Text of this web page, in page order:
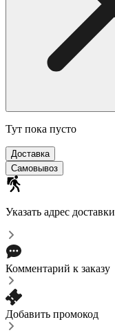
Тут пока пусто
Доставка
Самовывоз
Указать адрес доставки
Комментарий к заказу
Добавить промокод